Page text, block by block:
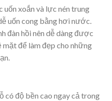
uốn xoắn và lực nén trung
uốn cong bằng hơi nước.
đàn hồi nên dễ dàng được
để làm đẹp cho những
có độ bền cao ngay cả trong